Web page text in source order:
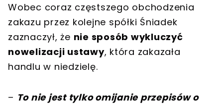
Wobec coraz częstszego obchodzenia
zakazu przez kolejne spółki Śniadek
zaznaczył, że nie sposób wykluczyć
nowelizacji ustawy, która zakazała
handlu w niedzielę.
– To nie jest tylko omijanie przepisów o